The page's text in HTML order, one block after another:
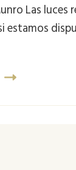
Las luces
estamos